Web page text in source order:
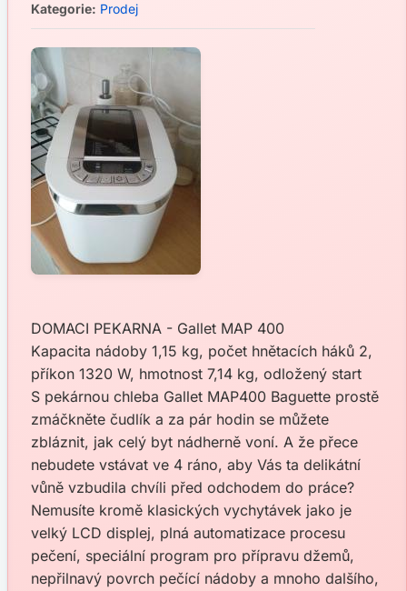
Kategorie: Prodej
DOMACI PEKARNA - Gallet MAP 400
Kapacita nádoby 1,15 kg, počet hnětacích háků 2,
příkon 1320 W, hmotnost 7,14 kg, odložený start
S pekárnou chleba Gallet MAP400 Baguette prostě
zmáčkněte čudlík a za pár hodin se můžete
zbláznit, jak celý byt nádherně voní. A že přece
nebudete vstávat ve 4 ráno, aby Vás ta delikátní
vůně vzbudila chvíli před odchodem do práce?
Nemusíte kromě klasických vychytávek jako je
velký LCD displej, plná automatizace procesu
pečení, speciální program pro přípravu džemů,
nepřilnavý povrch pečící nádoby a mnoho dalšího,